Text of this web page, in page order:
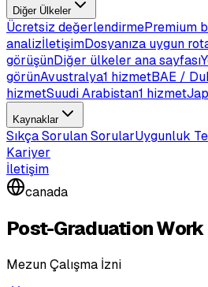
Diğer Ülkeler
Ücretsiz değerlendirmePremium
analizİletişimDosyanıza uygun
görüşünDiğer ülkeler ana sayfası
görünAvustralya1 hizmetBAE /
hizmetSuudi Arabistan1 hizmet
Kaynaklar
Sıkça Sorulan SorularUygunluk
Kariyer
İletişim
canada
Post-Graduation Work
Mezun Çalışma İzni